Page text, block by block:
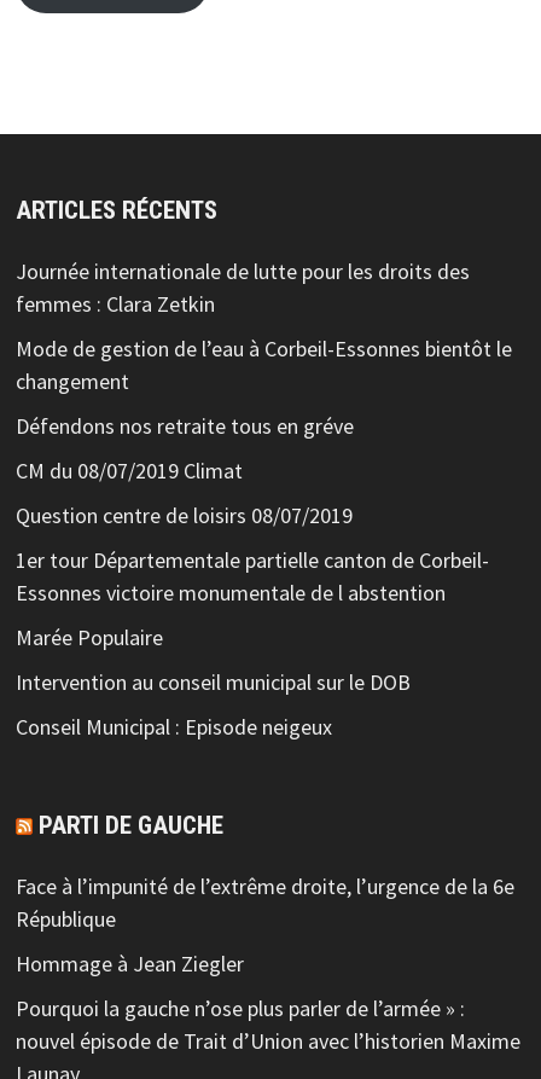
ARTICLES RÉCENTS
Journée internationale de lutte pour les droits des
femmes : Clara Zetkin
Mode de gestion de l’eau à Corbeil-Essonnes bientôt le
changement
Défendons nos retraite tous en gréve
CM du 08/07/2019 Climat
Question centre de loisirs 08/07/2019
1er tour Départementale partielle canton de Corbeil-
Essonnes victoire monumentale de l abstention
Marée Populaire
Intervention au conseil municipal sur le DOB
Conseil Municipal : Episode neigeux
PARTI DE GAUCHE
Face à l’impunité de l’extrême droite, l’urgence de la 6e
République
Hommage à Jean Ziegler
Pourquoi la gauche n’ose plus parler de l’armée » :
nouvel épisode de Trait d’Union avec l’historien Maxime